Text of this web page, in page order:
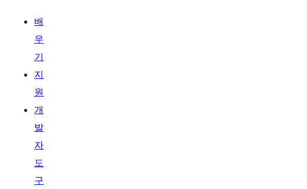
배
우
기
지
원
개
발
자
도
구